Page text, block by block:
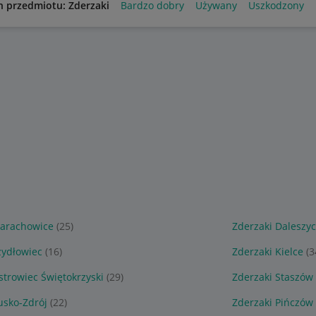
przedmiotu: Zderzaki Bardzo dobry Używany Uszkodzony
(25)
Zderzaki
(16) Zderzaki Kielce
Świętokrzyski (29)
Zderzaki Staszów
Zdrój (22) Zderzaki Pińczów